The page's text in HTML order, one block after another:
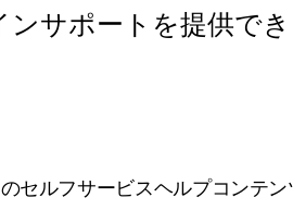
サポートを提供でき
セルフサービスヘルプコンテ